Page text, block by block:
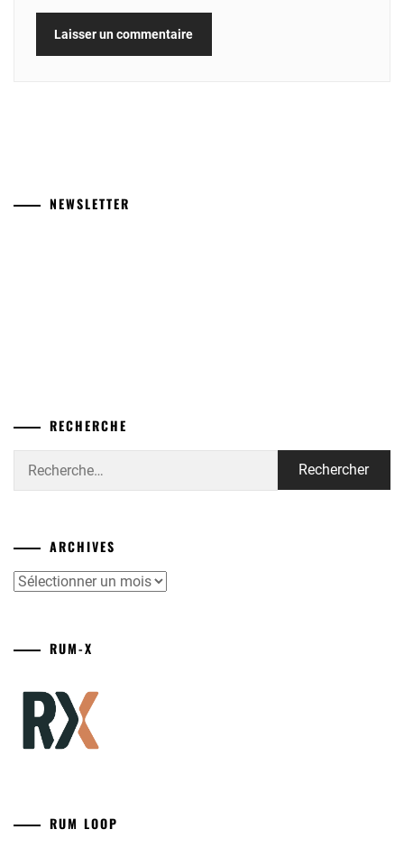
NEWSLETTER
RECHERCHE
ARCHIVES
Archives
RUM-X
RUM LOOP